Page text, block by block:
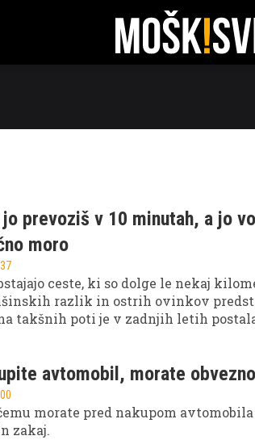
TEHNOLOGIJA
prevoziš v 10 minutah, a jo
moro
ceste, ki so dolge le nekaj
razlik in ostrih ovinkov
takšnih poti je v zadnjih letih
avtomobil, morate
morate pred nakupom
zakaj.